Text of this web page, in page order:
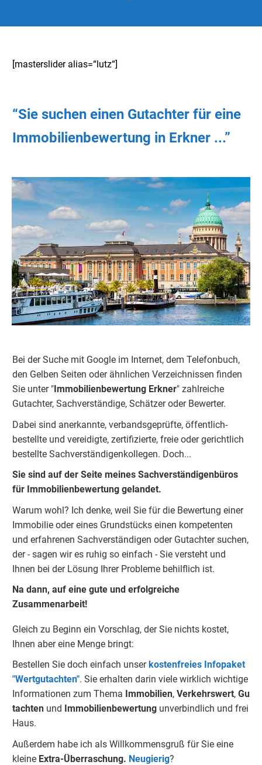
[masterslider alias=“lutz“]
“Sie suchen einen Gutachter für eine
Immobilienbewertung in Erkner ...”
Bei der Suche mit Google im Internet, dem Telefonbuch,
den Gelben Seiten oder ähnlichen Verzeichnissen finden
Sie unter " Immobilienbewertung Erkner" zahlreiche
Gutachter, Sachverständige, Schätzer oder Bewerter.
Dabei sind anerkannte, verbandsgeprüfte, öffentlich-
bestellte und vereidigte, zertifizierte, freie oder gerichtlich
bestellte Sachverständigenkollegen. Doch...
Sie sind auf der Seite meines Sachverständigenbüros
für Immobilienbewertung gelandet.
Warum wohl? Ich denke, weil Sie für die Bewertung einer
Immobilie oder eines Grundstücks einen kompetenten
und erfahrenen Sachverständigen oder Gutachter suchen,
der - sagen wir es ruhig so einfach - Sie versteht und
Ihnen bei der Lösung Ihrer Probleme behilflich ist.
Na dann, auf eine gute und erfolgreiche
Zusammenarbeit!
Gleich zu Beginn ein Vorschlag, der Sie nichts kostet,
Ihnen aber eine Menge bringt:
Bestellen Sie doch einfach unser kostenfreies Infopaket
"Wertgutachten". Sie erhalten darin viele wirklich wichtige
Informationen zum Thema Immobilien, Verkehrswert, Gu
tachten und Immobilienbewertung unverbindlich und frei
Haus.
Außerdem habe ich als Willkommensgruß für Sie eine
kleine Extra-Überraschung. Neugierig?